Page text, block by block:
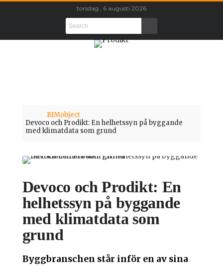
torsdag , 6 augusti 2026
BIMobject
Devoco och Prodikt: En helhetssyn på byggande
med klimatdata som grund
Devoco och Prodikt: En
helhetssyn på byggande
med klimatdata som
grund
Byggbranschen står inför en av sina